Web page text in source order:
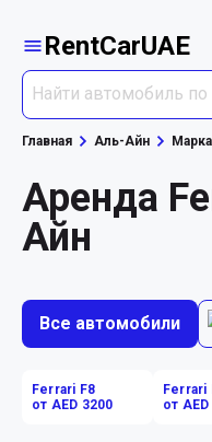
RentCarUAE
Главная Аль-Айн Марка
Аренда
Айн
Все автомобили
Ferrari F8
от AED 3200
Ferrari
от